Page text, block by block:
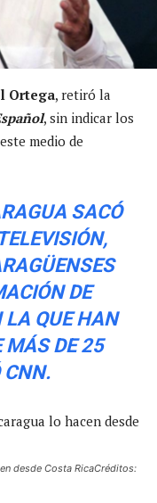
Ortega, retiró la
, sin indicar los
medio de
SACÓ
DE
LA QUE HAN
MÁS DE 25
CNN.
desde Costa RicaCréditos: